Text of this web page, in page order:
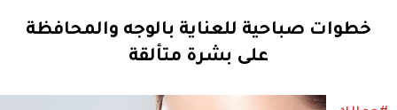
خطوات صباحية للعناية بالوجه والمحافظة
على بشرة متألقة